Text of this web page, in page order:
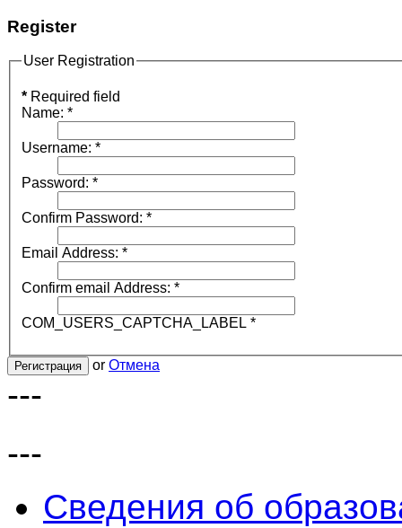
Register
User Registration
* Required field
Name: *
Username: *
Password: *
Confirm Password: *
Email Address: *
Confirm email Address: *
COM_USERS_CAPTCHA_LABEL *
Регистрация or Отмена
---
---
Сведения об